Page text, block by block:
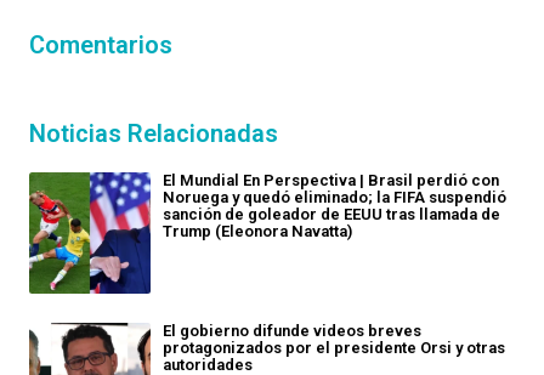
Comentarios
Noticias Relacionadas
El Mundial En Perspectiva | Brasil perdió con
Noruega y quedó eliminado; la FIFA suspendió
sanción de goleador de EEUU tras llamada de
Trump (Eleonora Navatta)
El gobierno difunde videos breves
protagonizados por el presidente Orsi y otras
autoridades